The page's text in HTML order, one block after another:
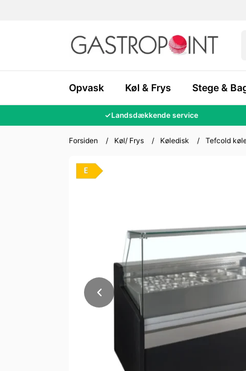
Opvask Køl & Frys Stege &
✓Landsdækkende service
Forsiden / Køl/ Frys / Køledisk / Tefcold